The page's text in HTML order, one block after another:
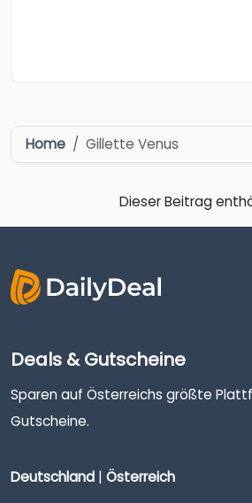
Home Gillette Venus
Dieser Beitrag
Deals & Gutscheine
Sparen auf Österreichs größte
Gutscheine.
Deutschland | Österreich